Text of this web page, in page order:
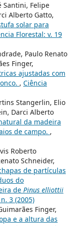
Santini, Felipe
Alberto Gatto,
solar para
Florestal: v. 19
Paulo Renato
Finger,
ajustadas com
, Ciência
Stangerlin, Elio
Darci Alberto
da madeira
de campo. ,
Roberto
Schneider,
de partículas
do
de Pinus elliottii
3 (2005)
Finger,
e a altura das